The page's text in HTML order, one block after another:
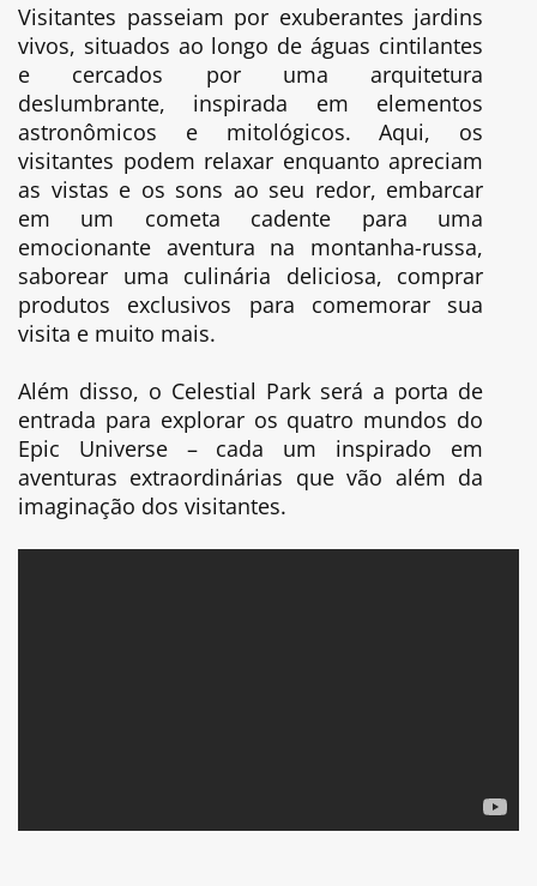
Visitantes passeiam por exuberantes jardins
vivos, situados ao longo de águas cintilantes
e cercados por uma arquitetura
deslumbrante, inspirada em elementos
astronômicos e mitológicos. Aqui, os
visitantes podem relaxar enquanto apreciam
as vistas e os sons ao seu redor, embarcar
em um cometa cadente para uma
emocionante aventura na montanha-russa,
saborear uma culinária deliciosa, comprar
produtos exclusivos para comemorar sua
visita e muito mais.
Além disso, o Celestial Park será a porta de
entrada para explorar os quatro mundos do
Epic Universe – cada um inspirado em
aventuras extraordinárias que vão além da
imaginação dos visitantes.